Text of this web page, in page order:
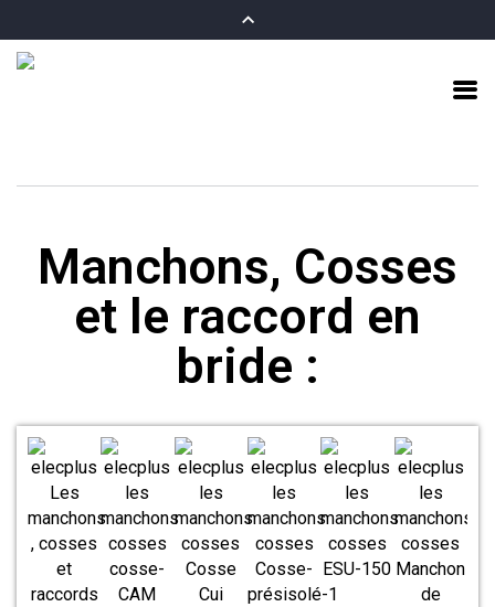
Manchons, Cosses
et le raccord en
bride :